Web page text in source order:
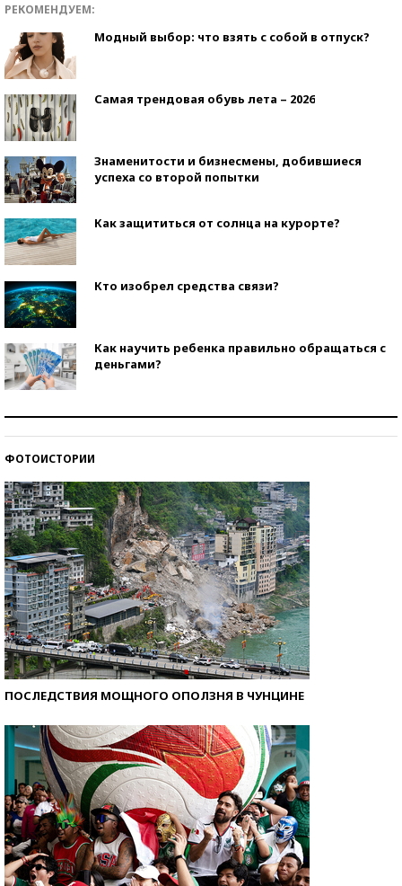
РЕКОМЕНДУЕМ:
Модный выбор: что взять с собой в отпуск?
Самая трендовая обувь лета – 2026
Знаменитости и бизнесмены, добившиеся
успеха со второй попытки
Как защититься от солнца на курорте?
Кто изобрел средства связи?
Как научить ребенка правильно обращаться с
деньгами?
ФОТОИСТОРИИ
ПОСЛЕДСТВИЯ МОЩНОГО ОПОЛЗНЯ В ЧУНЦИНЕ